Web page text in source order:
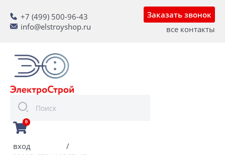
+7 (499) 500-96-43
info@elstroyshop.ru
Заказать звонок
все контакты
0
вход
/